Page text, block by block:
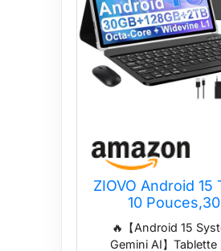
ZIOVO Android 15
10
RAM+128Go
2To)Tablet,5G
🔥【Android 15
Gemini AI】Tablette